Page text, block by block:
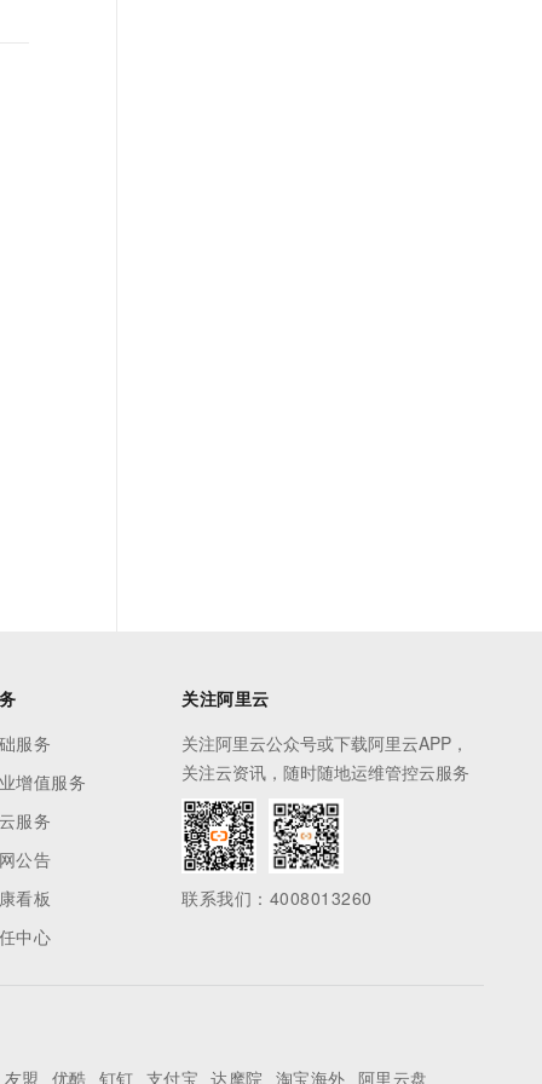
服务
增值服务
服务
公告
看板
中心
关注阿里云
关注阿里云公众号或下载阿里云APP，
关注云资讯，随时随地运维管控云服务
联系我们：4008013260
友盟 优酷 钉钉 支付宝 达摩院 淘宝海外 阿里云盘